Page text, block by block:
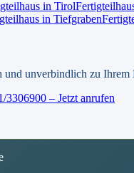
in Tirol
in Tiefgraben
und unverbindlich zu Ihrem
3306900 – Jetzt anrufen